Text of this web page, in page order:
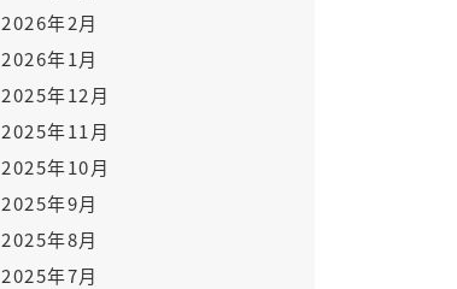
2026年2月
2026年1月
2025年12月
2025年11月
2025年10月
2025年9月
2025年8月
2025年7月